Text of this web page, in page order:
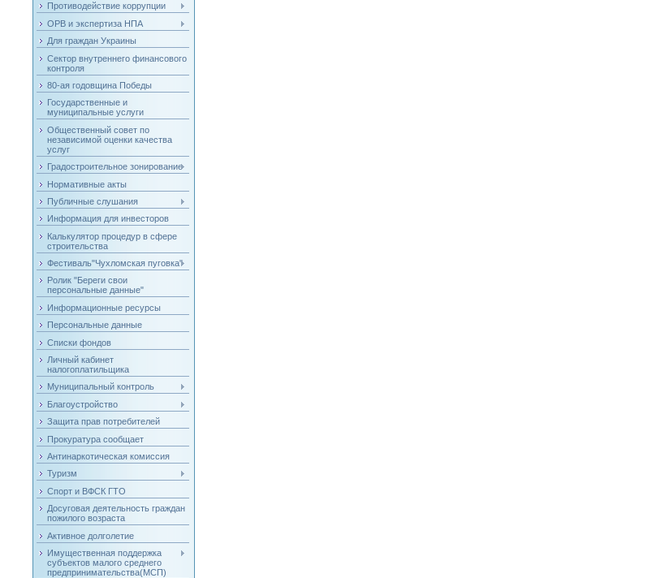
Противодействие коррупции
ОРВ и экспертиза НПА
Для граждан Украины
Сектор внутреннего финансового
контроля
80-ая годовщина Победы
Государственные и
муниципальные услуги
Общественный совет по
независимой оценки качества
услуг
Градостроительное зонирование
Нормативные акты
Публичные слушания
Информация для инвесторов
Калькулятор процедур в сфере
строительства
Фестиваль"Чухломская пуговка"
Ролик "Береги свои
персональные данные"
Информационные ресурсы
Персональные данные
Списки фондов
Личный кабинет
налогоплатильщика
Муниципальный контроль
Благоустройство
Защита прав потребителей
Прокуратура сообщает
Антинаркотическая комиссия
Туризм
Спорт и ВФСК ГТО
Досуговая деятельность граждан
пожилого возраста
Активное долголетие
Имущественная поддержка
субъектов малого среднего
предпринимательства(МСП)